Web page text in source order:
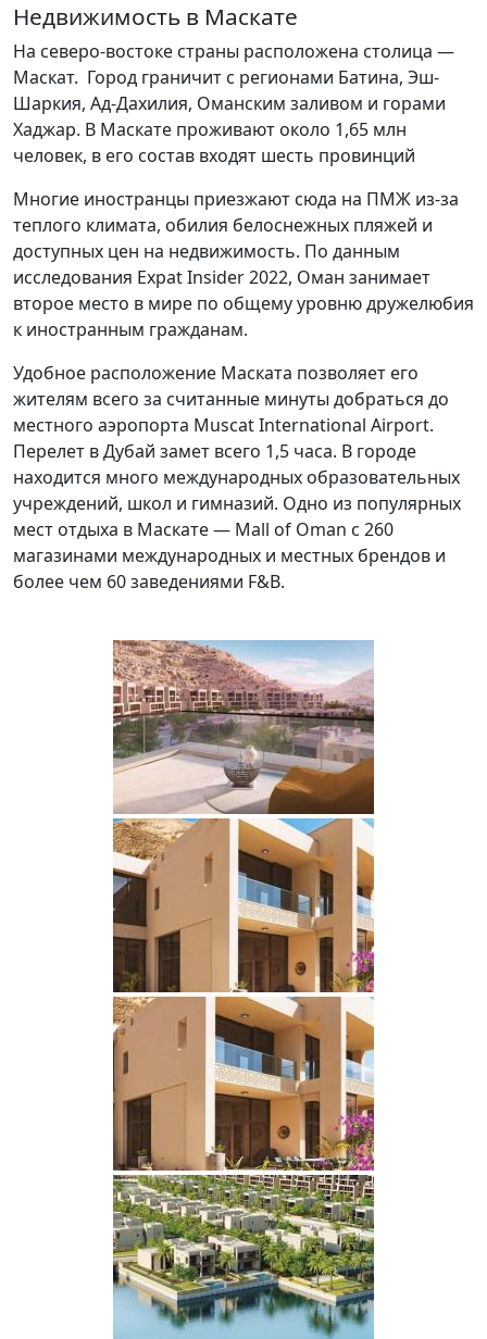
Недвижимость в Маскате
На северо-востоке страны расположена столица —
Маскат. Город граничит с регионами Батина, Эш-
Шаркия, Ад-Дахилия, Оманским заливом и горами
Хаджар. В Маскате проживают около 1,65 млн
человек, в его состав входят шесть провинций
Многие иностранцы приезжают сюда на ПМЖ из-за
теплого климата, обилия белоснежных пляжей и
доступных цен на недвижимость. По данным
исследования Expat Insider 2022, Оман занимает
второе место в мире по общему уровню дружелюбия
к иностранным гражданам.
Удобное расположение Маската позволяет его
жителям всего за считанные минуты добраться до
местного аэропорта Muscat International Airport.
Перелет в Дубай замет всего 1,5 часа. В городе
находится много международных образовательных
учреждений, школ и гимназий. Одно из популярных
мест отдыха в Маскате — Mall of Oman с 260
магазинами международных и местных брендов и
более чем 60 заведениями F&B.